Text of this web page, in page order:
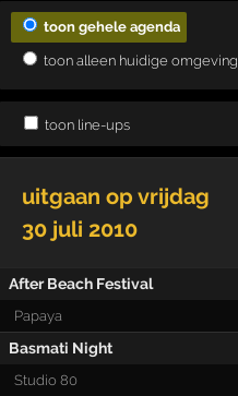
toon gehele agenda
toon alleen huidige omgeving
toon line-ups
uitgaan op vrijdag
30 juli 2010
After Beach Festival
Papaya
Basmati Night
Studio 80